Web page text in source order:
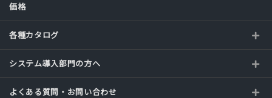
価格
各種カタログ
システム導入部門の方へ
よくある質問・お問い合わせ